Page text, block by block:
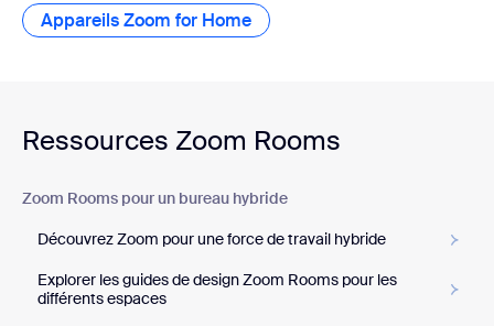
Appareils Zoom for Home
Ressources Zoom Rooms
Zoom Rooms pour un bureau hybride
Découvrez Zoom pour une force de travail hybride
Explorer les guides de design Zoom Rooms pour les
différents espaces